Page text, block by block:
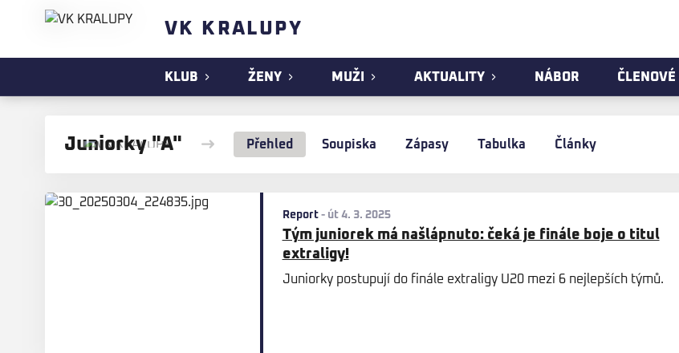
VK KRALUPY
KLUB ŽENY MUŽI AKTUALITY NÁBOR ČLENOVÉ
Juniorky "A" Přehled Soupiska Zápasy Tabulka Články
Report- út 4. 3. 2025
Tým juniorek má našlápnuto: čeká je finále boje o titul
extraligy!
Juniorky postupují do finále extraligy U20 mezi 6 nejlepších týmů.